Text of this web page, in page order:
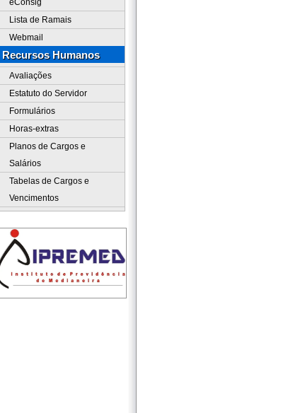
eConsig
Lista de Ramais
Webmail
Recursos Humanos
Avaliações
Estatuto do Servidor
Formulários
Horas-extras
Planos de Cargos e
Salários
Tabelas de Cargos e
Vencimentos